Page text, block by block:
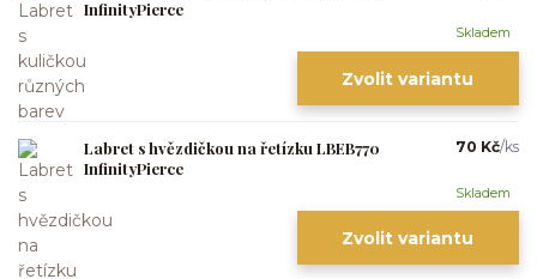
InfinityPierce
Skladem
Zvolit variantu
Labret s hvězdičkou na řetízku LBEB770
InfinityPierce
70 Kč/ks
Skladem
Zvolit variantu